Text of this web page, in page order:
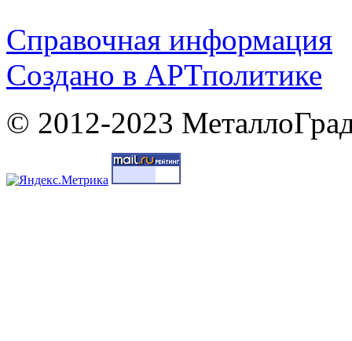
Справочная информация
Cоздано в АРТполитике
© 2012-2023